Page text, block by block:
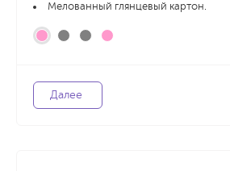
Мелованный глянцевый картон.
Далее